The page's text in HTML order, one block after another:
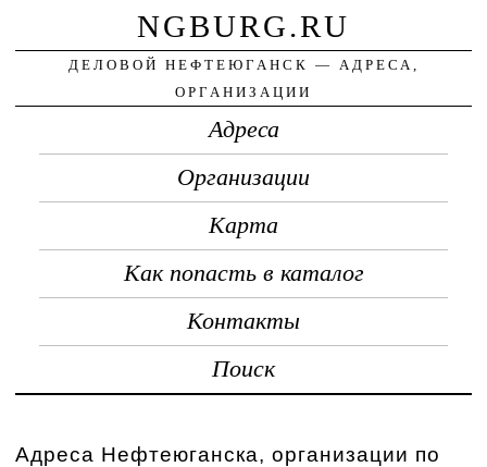
NGBURG.RU
ДЕЛОВОЙ НЕФТЕЮГАНСК — АДРЕСА,
ОРГАНИЗАЦИИ
Адреса
Организации
Карта
Как попасть в каталог
Контакты
Поиск
Адреса Нефтеюганска, организации по